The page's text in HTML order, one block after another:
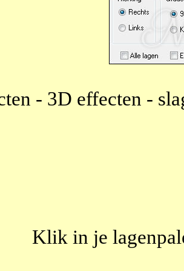
- 3D effecten -
Klik in je